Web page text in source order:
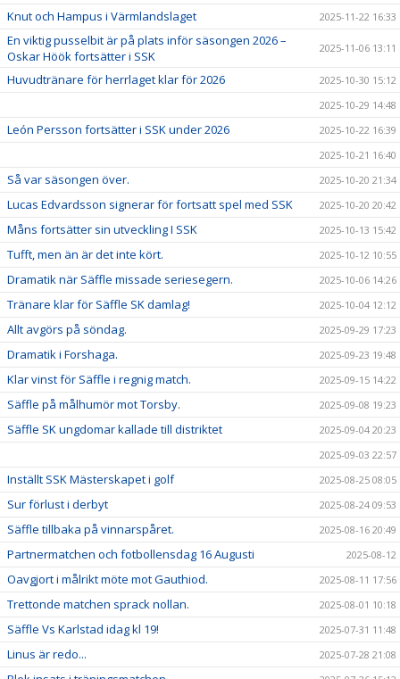
Knut och Hampus i Värmlandslaget 2025-11-22 16:33
En viktig pusselbit är på plats inför säsongen 2026 –
Oskar Höök fortsätter i SSK
2025-11-06 13:11
Huvudtränare för herrlaget klar för 2026
2025-10-30 15:12
2025-10-29 14:48
León Persson fortsätter i SSK under 2026
2025-10-22 16:39
2025-10-21 16:40
Så var säsongen över. 2025-10-20 21:34
Lucas Edvardsson signerar för fortsatt spel med SSK 2025-10-20 20:42
Måns fortsätter sin utveckling I SSK 2025-10-13 15:42
Tufft, men än är det inte kört. 2025-10-12 10:55
Dramatik när Säffle missade seriesegern. 2025-10-06 14:26
Tränare klar för Säffle SK damlag! 2025-10-04 12:12
Allt avgörs på söndag. 2025-09-29 17:23
Dramatik i Forshaga. 2025-09-23 19:48
Klar vinst för Säffle i regnig match. 2025-09-15 14:22
Säffle på målhumör mot Torsby. 2025-09-08 19:23
Säffle SK ungdomar kallade till distriktet
2025-09-04 20:23
2025-09-03 22:57
Inställt SSK Mästerskapet i golf 2025-08-25 08:05
Sur förlust i derbyt 2025-08-24 09:53
Säffle tillbaka på vinnarspåret. 2025-08-16 20:49
Partnermatchen och fotbollensdag 16 Augusti 2025-08-12
Oavgjort i målrikt möte mot Gauthiod. 2025-08-11 17:56
Trettonde matchen sprack nollan. 2025-08-01 10:18
Säffle Vs Karlstad idag kl 19! 2025-07-31 11:48
Linus är redo... 2025-07-28 21:08